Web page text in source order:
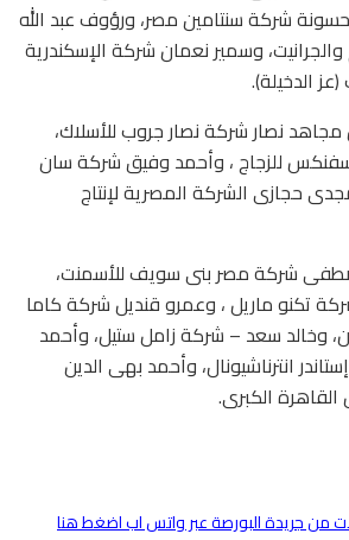
شركة سنتامين مصر، ورؤوف عبد الله
وسمير نعمان شركة الإسكندرية
الدخيلة).
نصار شركة نصار جروب للأسلاك،
للزجاج ، وأحمد وفيق شركة سان
حجازى الشركة المصرية لإنتاج
شركة مصر بنى سويف للأسمنت،
تكنو ماريل ، وعمرو قنديل شركة كاما
وخالد سعد – شركة زامل ستيل، وأحمد
انترناشيونال، وأحمد بهى الدين
الكبرى.
من جريدة البورصة عبر واتس اب اضغط هنا